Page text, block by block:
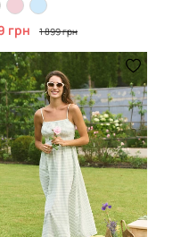
грн 1 899 грн